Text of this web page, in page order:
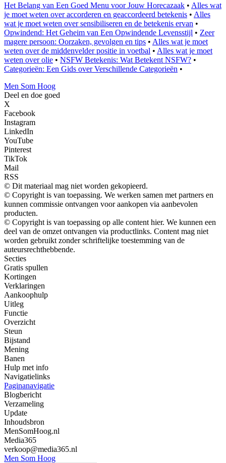
Het Belang van Een Goed Menu voor Jouw Horecazaak • Alles wat
je moet weten over accorderen en geaccordeerd betekenis • Alles
wat je moet weten over sensibiliseren en de betekenis ervan •
Opwindend: Het Geheim van Een Opwindende Levensstijl • Zeer
magere persoon: Oorzaken, gevolgen en tips • Alles wat je moet
weten over de middenvelder positie in voetbal • Alles wat je moet
weten over olie • NSFW Betekenis: Wat Betekent NSFW? •
Categorieën: Een Gids over Verschillende Categorieën •
Men Som Hoog
Deel en doe goed
X
Facebook
Instagram
LinkedIn
YouTube
Pinterest
TikTok
Mail
RSS
© Dit materiaal mag niet worden gekopieerd.
© Copyright is van toepassing. We werken samen met partners en
kunnen commissie ontvangen voor aankopen via aanbevolen
producten.
© Copyright is van toepassing op alle content hier. We kunnen een
deel van de omzet ontvangen via productlinks. Content mag niet
worden gebruikt zonder schriftelijke toestemming van de
auteursrechthebbende.
Secties
Gratis spullen
Kortingen
Verklaringen
Aankoophulp
Uitleg
Functie
Overzicht
Steun
Bijstand
Mening
Banen
Hulp met info
Navigatielinks
Paginanavigatie
Blogbericht
Verzameling
Update
Inhoudsbron
MenSomHoog.nl
Media365
verkoop@media365.nl
Men Som Hoog